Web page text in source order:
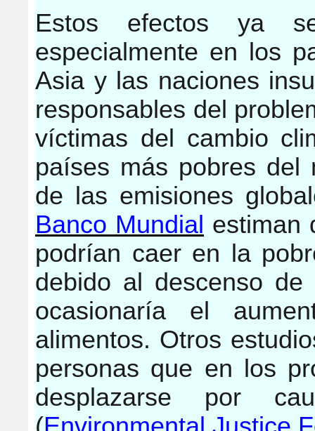
Estos efectos ya
especialmente en los
Asia y las naciones
responsables del
víctimas del cambio
países más pobres del
de las emisiones
Banco Mundial estiman
podrían caer en la
debido al descenso
ocasionaría el
alimentos. Otros
personas que en los
desplazarse por